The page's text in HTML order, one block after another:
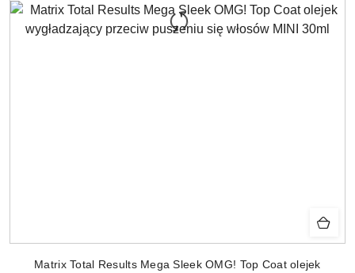
Matrix Total Results Mega Sleek OMG! Top Coat olejek